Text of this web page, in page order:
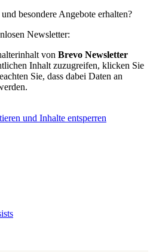
besondere Angebote erhalten?
Newsletter:
von Brevo Newsletter
Inhalt zuzugreifen, klicken Sie
Sie, dass dabei Daten an
und Inhalte entsperren